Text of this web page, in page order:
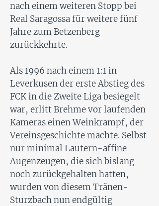
nach einem weiteren Stopp bei
Real Saragossa für weitere fünf
Jahre zum Betzenberg
zurückkehrte.
Als 1996 nach einem 1:1 in
Leverkusen der erste Abstieg des
FCK in die Zweite Liga besiegelt
war, erlitt Brehme vor laufenden
Kameras einen Weinkrampf, der
Vereinsgeschichte machte. Selbst
nur minimal Lautern-affine
Augenzeugen, die sich bislang
noch zurückgehalten hatten,
wurden von diesem Tränen-
Sturzbach nun endgültig